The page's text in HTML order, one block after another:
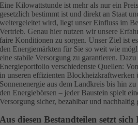
Eine Kilowattstunde ist mehr als nur ein
gesetzlich bestimmt ist und direkt an Staat
weitergeleitet wird, liegt unser Einfluss im
Vertrieb. Genau hier nutzen wir unsere
faire Konditionen zu sorgen. Unser Ziel ist
den Energiemärkten für Sie so weit wie
eine stabile Versorgung zu garantieren.
Energieportfolio verschiedenste Quellen:
in unseren effizienten Blockheizkraftwerken
Sonnenenergie aus dem Landkreis bis hin
den Energiebörsen – jeder Baustein spielt
Versorgung sicher, bezahlbar und nachhaltig
Aus diesen Bestandteilen setzt